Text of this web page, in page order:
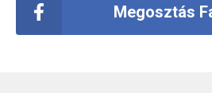
Megosztás